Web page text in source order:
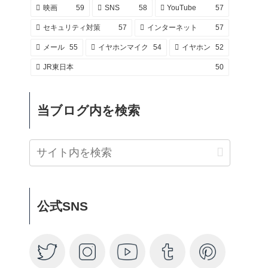
映画 59 SNS 58 YouTube 57
セキュリティ対策 57 インターネット 57
メール 55 イヤホンマイク 54 イヤホン 52
JR東日本 50
当ブログ内を検索
公式SNS